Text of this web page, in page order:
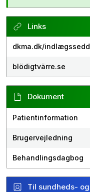
Links
dkma.dk/
blödigtvärre.se
Dokument
Patientinformation
Brugervejledning
Behandlingsdagbog
Til sundheds-